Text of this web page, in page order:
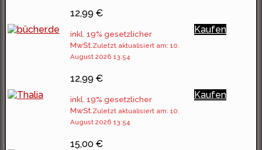
12,99 €
inkl. 19% gesetzlicher
MwSt. Zuletzt aktualisiert am: 10.
August 2026 13:54
Kaufen
12,99 €
inkl. 19% gesetzlicher
MwSt. Zuletzt aktualisiert am: 10.
August 2026 13:54
Kaufen
15,00 €